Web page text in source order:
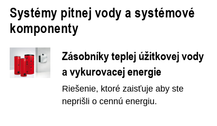
Systémy pitnej vody a systémové
komponenty
Zásobníky teplej úžitkovej vody
a vykurovacej energie
Riešenie, ktoré zaisťuje aby ste
neprišli o cennú energiu.